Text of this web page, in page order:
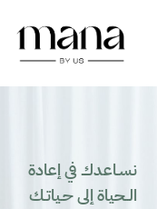
نسـاعدك في إعادة
الــحياة إلى حـياتـك